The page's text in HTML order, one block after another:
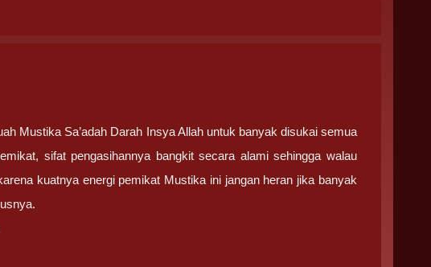
Mustika Sa’adah Darah Insya Allah untuk banyak disukai semua
sifat pengasihannya bangkit secara alami sehingga walau
kuatnya energi pemikat Mustika ini jangan heran jika banyak